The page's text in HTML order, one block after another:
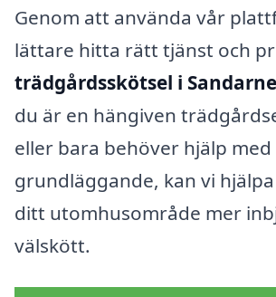
Genom att använda vår
lättare hitta rätt tjänst och
trädgårdsskötsel i Sandarne
du är en hängiven
eller bara behöver hjälp
grundläggande, kan vi
ditt utomhusområde mer
välskött.